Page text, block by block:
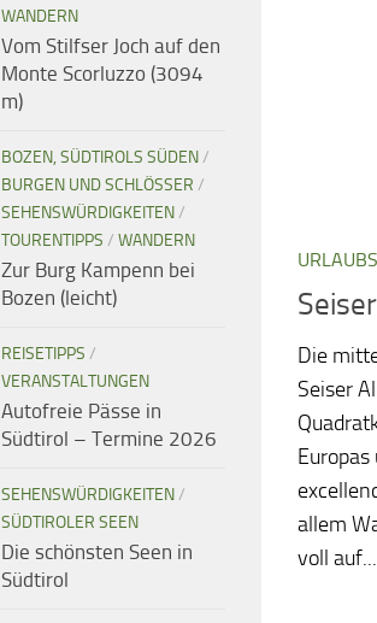
Die
Seiser
allem
voll auf...
WANDERN
Vom Stilfser Joch auf den
Monte Scorluzzo (3094
m)
BOZEN, SÜDTIROLS SÜDEN/
BURGEN UND SCHLÖSSER /
SEHENSWÜRDIGKEITEN/
TOURENTIPPS / WANDERN
Zur Burg Kampenn bei
Bozen (leicht)
REISETIPPS /
VERANSTALTUNGEN
Autofreie Pässe in
Südtirol – Termine 2026
SEHENSWÜRDIGKEITEN/
SÜDTIROLER SEEN
Die schönsten Seen in
Südtirol